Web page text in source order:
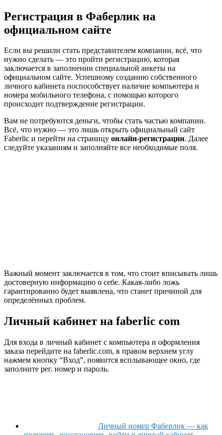
Регистрация в Фаберлик на
официальном сайте
Если вы решили стать представителем компании, всё, что
нужно сделать — это пройти регистрацию, которая
заключается в заполнении специальной анкеты на
официальном сайте. Успешному созданию собственного
личного кабинета поспособствует наличие компьютера и
номера мобильного телефона, с помощью которого
происходит подтверждение регистрации.
Вам не потребуются деньги, чтобы стать частью компании.
Всё, что нужно — это лишь открыть официальный сайт
Faberlic и перейти на страницу онлайн-регистрации. Далее
следуйте указаниям и заполняйте все необходимые поля.
Важный момент заключается в том, что стоит вписывать лишь
достоверную информацию о себе. Какая-либо ложь
гарантированно будет выявлена, что станет причиной для
определённых проблем.
Личный кабинет на faberlic com
Для входа в личный кабинет с компьютера и оформления
заказа перейдите на faberlic.com, в правом верхнем углу
нажмем кнопку “Вход”, появится всплывающее окно, где
заполните рег. номер и пароль.
Личный номер Фаберлик — как